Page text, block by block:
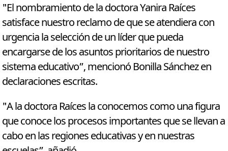
"El nombramiento de la doctora Yanira Raíces
satisface nuestro reclamo de que se atendiera con
urgencia la selección de un líder que pueda
encargarse de los asuntos prioritarios de nuestro
sistema educativo”, mencionó Bonilla Sánchez en
declaraciones escritas.
"A la doctora Raíces la conocemos como una figura
que conoce los procesos importantes que se llevan a
cabo en las regiones educativas y en nuestras